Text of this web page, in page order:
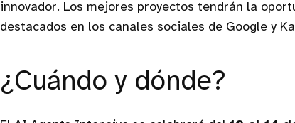
innovador. Los mejores proyectos tendrán la
destacados en los canales sociales de Google y
¿Cuándo y dónde?